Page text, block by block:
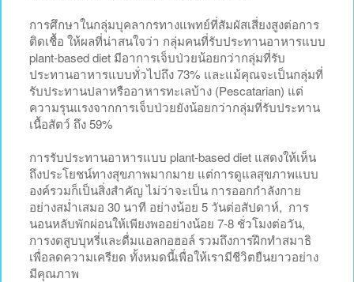
การศึกษาในกลุ่มบุคลากรทางแพทย์ที่สัมผัสเสี่ยงสูงต่อการ
ติดเชื้อ ให้ผลที่น่าสนใจว่า กลุ่มคนที่รับประทานอาหารแบบ
plant-based diet มีอาการเจ็บป่วยน้อยกว่ากลุ่มที่รับ
ประทานอาหารแบบทั่วไปถึง 73% และแม้คุณจะเป็นกลุ่มที่
รับประทานปลาหรืออาหารทะเลบ้าง (Pescatarian) แต่
ความรุนแรงจากการเจ็บป่วยยังน้อยกว่ากลุ่มที่รับประทาน
เนื้อสัตว์ ถึง 59%
การรับประทานอาหารแบบ plant-based diet แสดงให้เห็น
ถึงประโยชน์ทางสุขภาพมากมาย แต่การดูแลสุขภาพแบบ
องค์รวมก็เป็นสิ่งสำคัญ ไม่ว่าจะเป็น การออกกำลังกาย
อย่างสม่ำเสมอ 30 นาที อย่างน้อย 5 วันต่อสัปดาห์, การ
นอนหลับพักผ่อนให้เพียงพออย่างน้อย 7-8 ชั่วโมงต่อวัน,
การงดสูบบุหรี่และดื่มแอลกอฮอล์ รวมถึงการฝึกทำสมาธิ
เพื่อลดความเครียด ทั้งหมดนี้เพื่อให้เรามีชีวิตยืนยาวอย่าง
มีคุณภาพ